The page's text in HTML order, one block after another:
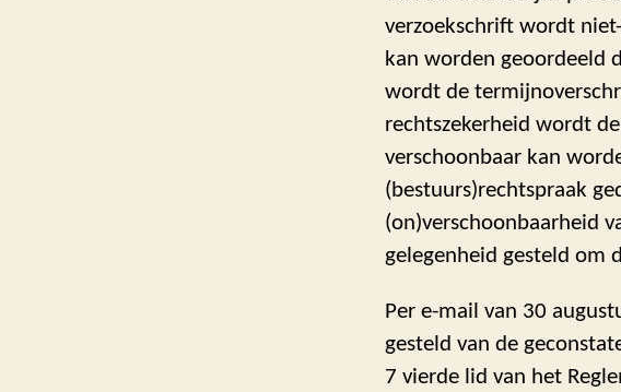
verzoekschrift wordt
kan worden geoordeeld
wordt de
rechtszekerheid wordt
verschoonbaar kan
(bestuurs)rechtspraak
(on)verschoonbaarheid
gelegenheid gesteld om
Per e-mail van 30
gesteld van de
7 vierde lid van het